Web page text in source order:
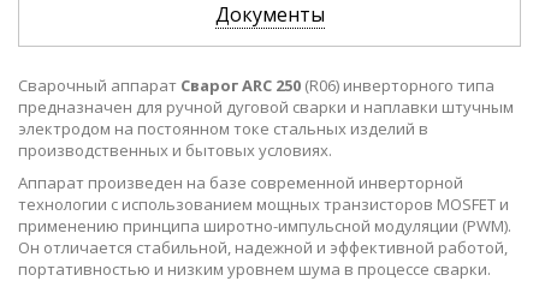
Документы
Сварочный аппарат Сварог ARC 250 (R06) инверторного типа
предназначен для ручной дуговой сварки и наплавки штучным
электродом на постоянном токе стальных изделий в
производственных и бытовых условиях.
Аппарат произведен на базе современной инверторной
технологии c использованием мощных транзисторов MOSFET и
применению принципа широтно-импульсной модуляции (PWM).
Он отличается стабильной, надежной и эффективной работой,
портативностью и низким уровнем шума в процессе сварки.